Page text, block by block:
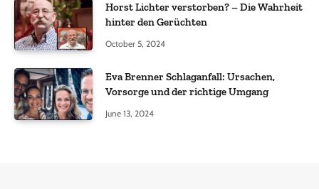
Horst Lichter verstorben? – Die Wahrheit
hinter den Gerüchten
October 5, 2024
Eva Brenner Schlaganfall: Ursachen,
Vorsorge und der richtige Umgang
June 13, 2024